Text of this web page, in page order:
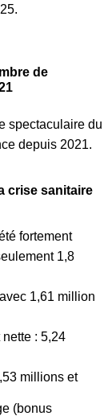
de
spectaculaire du
depuis 2021.
crise sanitaire
fortement
1,8
1,61 million
: 5,24
millions et
(bonus